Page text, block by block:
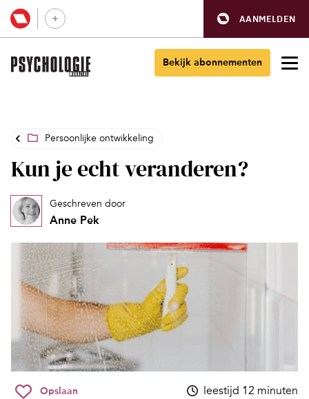
AANMELDEN
Bekijk abonnementen
Persoonlijke ontwikkeling
Kun je echt veranderen?
Geschreven door
Anne Pek
Opslaan leestijd 12 minuten